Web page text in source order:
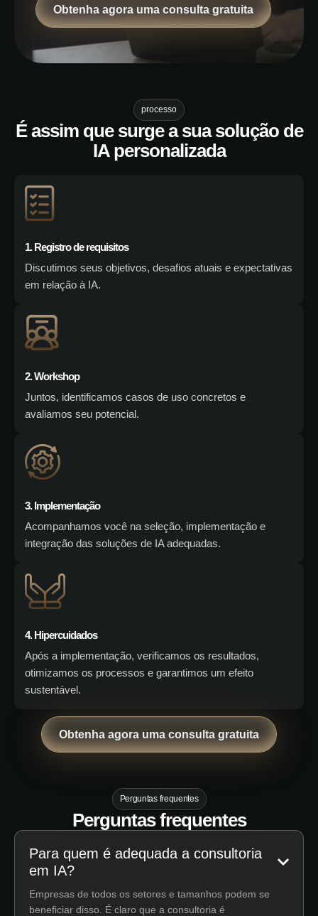
Obtenha agora uma consulta gratuita
processo
É assim que surge a sua solução de
IA personalizada
1. Registro de requisitos
Discutimos seus objetivos, desafios atuais e expectativas
em relação à IA.
2. Workshop
Juntos, identificamos casos de uso concretos e
avaliamos seu potencial.
3. Implementação
Acompanhamos você na seleção, implementação e
integração das soluções de IA adequadas.
4. Hipercuidados
Após a implementação, verificamos os resultados,
otimizamos os processos e garantimos um efeito
sustentável.
Obtenha agora uma consulta gratuita
Perguntas frequentes
Perguntas frequentes
Para quem é adequada a consultoria
em IA?
Empresas de todos os setores e tamanhos podem se
beneficiar disso. É claro que a consultoria é